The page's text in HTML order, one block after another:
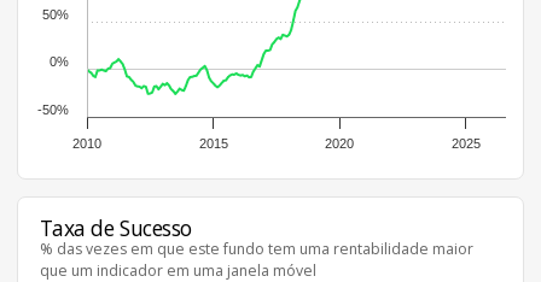
2010 2015 2020 2025
-50%
0%
50%
Taxa de Sucesso
% das vezes em que este fundo tem uma rentabilidade maior
que um indicador em uma janela móvel